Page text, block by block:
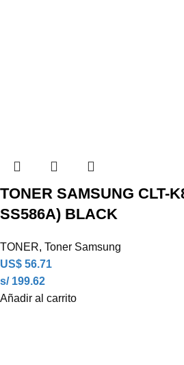
TONER SAMSUNG CLT-
SS586A) BLACK
TONER, Toner Samsung
US$ 56.71
s/ 199.62
Añadir al carrito